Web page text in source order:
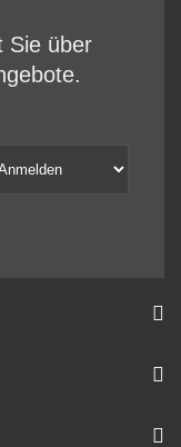
Sie über